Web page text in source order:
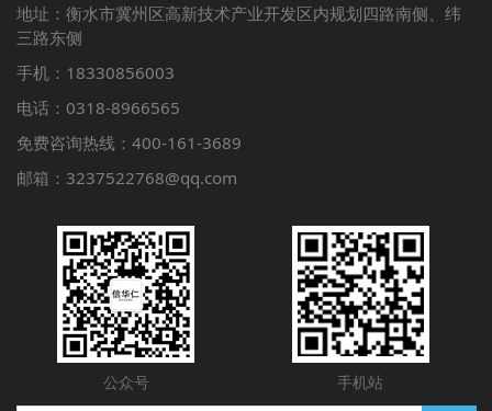
地址：衡水市冀州区高新技术产业开发区内规划四路南侧、纬
三路东侧
手机：18330856003
电话：0318-8966565
免费咨询热线：400-161-3689
邮箱：3237522768@qq.com
公众号 手机站